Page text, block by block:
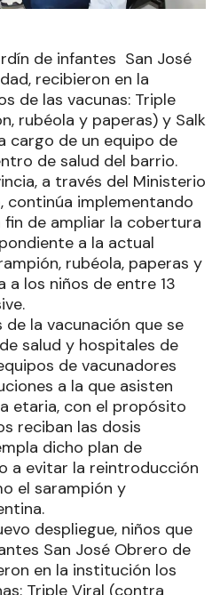
de infantes San José
recibieron en la
de las vacunas: Triple
rubéola y paperas) y Salk
cargo de un equipo de
de salud del barrio.
a través del Ministerio
continúa implementando
de ampliar la cobertura
a la actual
rubéola, paperas y
a los niños de entre 13
de la vacunación que se
salud y hospitales de
de vacunadores
a la que asisten
etaria, con el propósito
reciban las dosis
dicho plan de
a evitar la reintroducción
el sarampión y
despliegue, niños que
San José Obrero de
en la institución los
Triple Viral (contra